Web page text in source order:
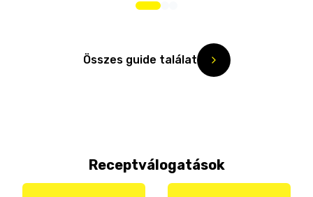
Összes guide találat
Receptválogatások